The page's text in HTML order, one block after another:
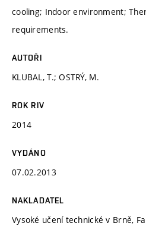
cooling; Indoor environment;
requirements.
AUTOŘI
KLUBAL, T.; OSTRÝ, M.
ROK RIV
2014
VYDÁNO
07.02.2013
NAKLADATEL
Vysoké učení technické v Brně,